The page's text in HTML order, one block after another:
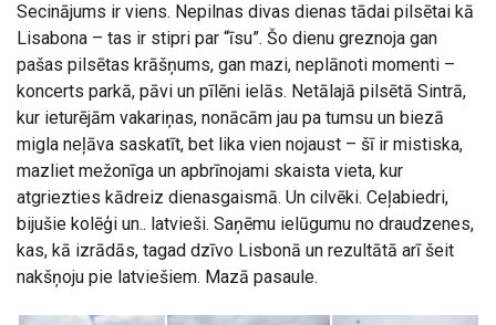
Secinājums ir viens. Nepilnas divas dienas tādai pilsētai kā
Lisabona – tas ir stipri par “īsu”. Šo dienu greznoja gan
pašas pilsētas krāšņums, gan mazi, neplānoti momenti –
koncerts parkā, pāvi un pīlēni ielās. Netālajā pilsētā Sintrā,
kur ieturējām vakariņas, nonācām jau pa tumsu un biezā
migla neļāva saskatīt, bet lika vien nojaust – šī ir mistiska,
mazliet mežonīga un apbrīnojami skaista vieta, kur
atgriezties kādreiz dienasgaismā. Un cilvēki. Ceļabiedri,
bijušie kolēģi un.. latvieši. Saņēmu ielūgumu no draudzenes,
kas, kā izrādās, tagad dzīvo Lisbonā un rezultātā arī šeit
nakšņoju pie latviešiem. Mazā pasaule.